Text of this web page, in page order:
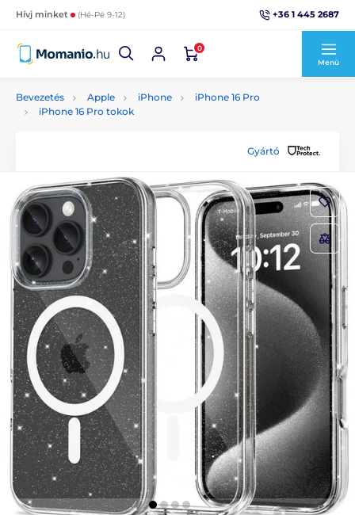
Hívj minket (Hé-Pé 9-12) +36 1 445 2687
0
Menü
Bevezetés Apple iPhone
iPhone 16 Pro
iPhone 16 Pro tokok
Gyártó